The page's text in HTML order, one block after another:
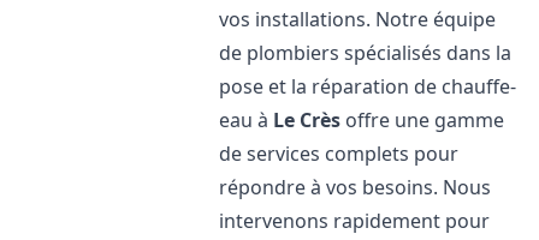
vos installations. Notre équipe
de plombiers spécialisés dans la
pose et la réparation de chauffe-
eau à Le Crès offre une gamme
de services complets pour
répondre à vos besoins. Nous
intervenons rapidement pour